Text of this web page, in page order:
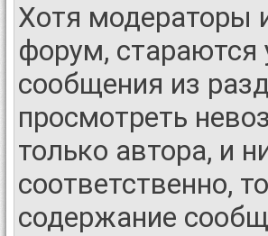
Хотя модераторы
форум, стараются
сообщения из
просмотреть
только автора, и
соответственно,
содержание